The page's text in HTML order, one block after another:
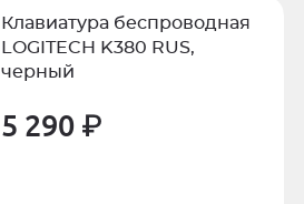
Клавиатура беспроводная
LOGITECH K380 RUS,
черный
5 290 ₽